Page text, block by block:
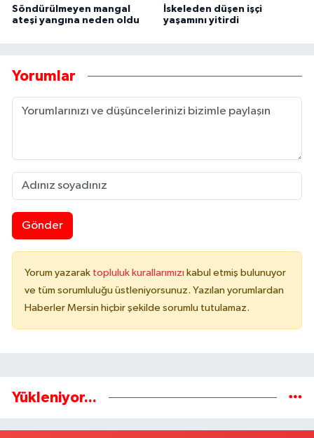
Söndürülmeyen mangal
ateşi yangına neden oldu
İskeleden düşen işçi
yaşamını yitirdi
Yorumlar
Gönder
Yorum yazarak topluluk kurallarımızı kabul etmiş bulunuyor
ve tüm sorumluluğu üstleniyorsunuz. Yazılan yorumlardan
Haberler Mersin hiçbir şekilde sorumlu tutulamaz.
Yükleniyor...